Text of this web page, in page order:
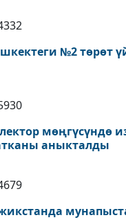
№2 төрөт
мөңгүсүндө
аныкталды